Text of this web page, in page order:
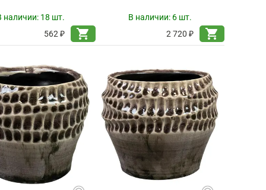
наличии: 18 шт.
562 ₽
shopping_cart
В наличии: 6 шт.
2 720 ₽
shopping_cart